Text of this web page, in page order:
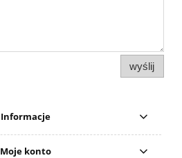
wyślij
Informacje
Moje konto